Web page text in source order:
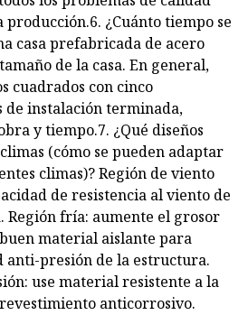
producción.6. ¿Cuánto tiempo se
casa prefabricada de acero
de la casa. En general,
cuadrados con cinco
de instalación terminada,
y tiempo.7. ¿Qué diseños
(cómo se pueden adaptar
climas)? Región de viento
de resistencia al viento de
fría: aumente el grosor
material aislante para
anti-presión de la estructura.
use material resistente a la
anticorrosivo.